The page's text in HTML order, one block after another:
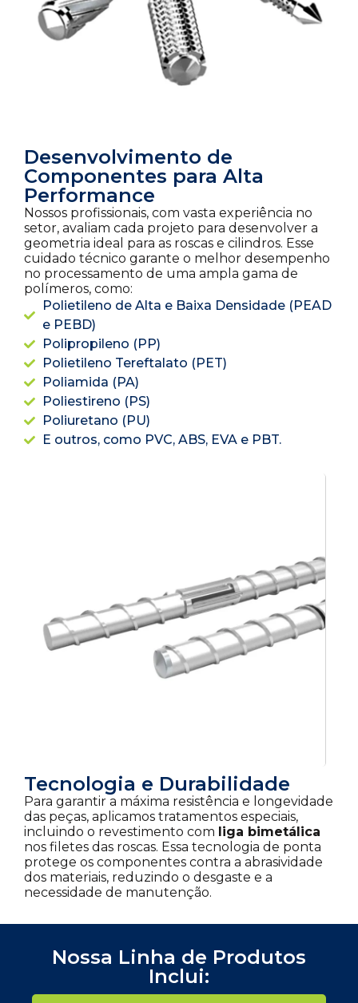
Desenvolvimento de
Componentes para Alta
Performance
Nossos profissionais, com vasta experiência no
setor, avaliam cada projeto para desenvolver a
geometria ideal para as roscas e cilindros. Esse
cuidado técnico garante o melhor desempenho
no processamento de uma ampla gama de
polímeros, como:
Polietileno de Alta e Baixa Densidade (PEAD
e PEBD)
Polipropileno (PP)
Polietileno Tereftalato (PET)
Poliamida (PA)
Poliestireno (PS)
Poliuretano (PU)
E outros, como PVC, ABS, EVA e PBT.
Tecnologia e Durabilidade
Para garantir a máxima resistência e longevidade
das peças, aplicamos tratamentos especiais,
incluindo o revestimento com liga bimetálica
nos filetes das roscas. Essa tecnologia de ponta
protege os componentes contra a abrasividade
dos materiais, reduzindo o desgaste e a
necessidade de manutenção.
Nossa Linha de Produtos
Inclui: